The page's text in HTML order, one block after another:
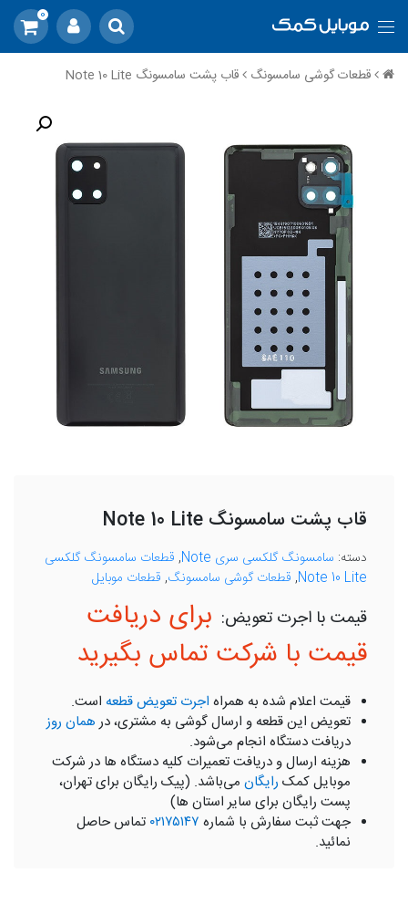
0
قطعات گوشی سامسونگ قاب پشت سامسونگ Note 10 Lite
قاب پشت سامسونگ Note 10 Lite
دسته: سامسونگ گلکسی سری Note , قطعات سامسونگ گلکسی
Note 10 Lite
, قطعات گوشی سامسونگ, قطعات موبایل
برای دریافت
قیمت با شرکت تماس بگیرید
قیمت اعلام شده به همراه اجرت تعویض قطعه است.
تعویض این قطعه و ارسال گوشی به مشتری، درهمان روز
دریافت دستگاه انجام می‌شود.
هزینه ارسال و دریافت تعمیرات کلیه دستگاه ها در شرکت
موبایل کمک رایگان می‌باشد. (پیک رایگان برای تهران،
پست رایگان برای سایر استان ها)
جهت ثبت سفارش با شماره ۰۲۱۷۵۱۴۷ تماس حاصل
نمائید.